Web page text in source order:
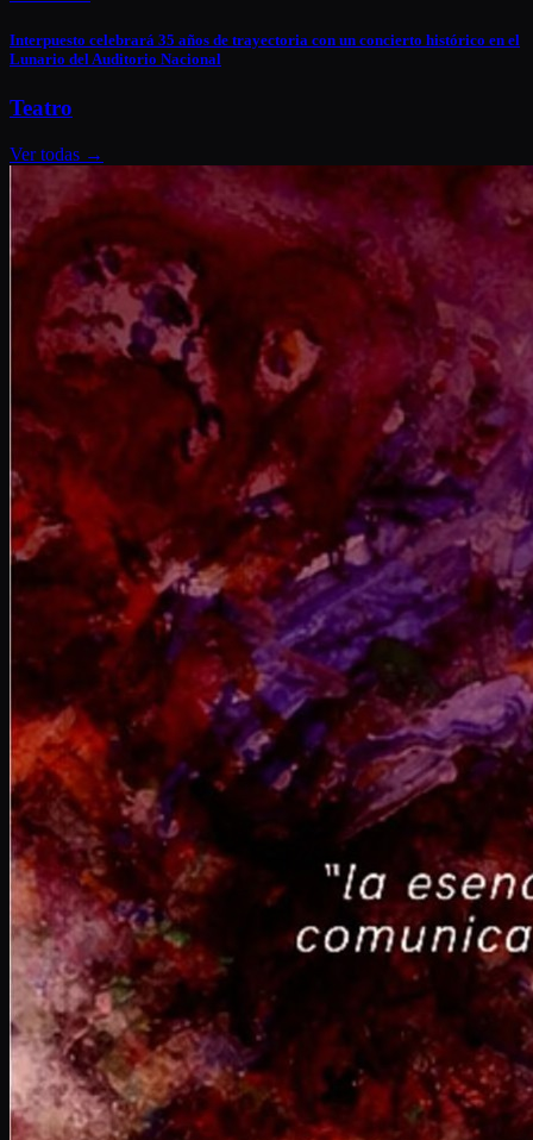
Interpuesto celebrará 35 años de trayectoria con un concierto histórico en el
Lunario del Auditorio Nacional
Teatro
Ver todas →